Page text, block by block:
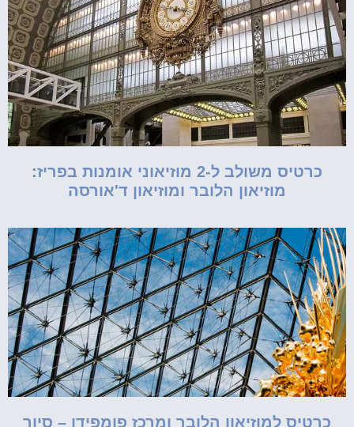
כרטיס משולב ל-2 מוזיאוני אומנות בפריז:
מוזיאון הלובר ומוזיאון ד'אורסה
כרטיס למוזיאון הלובר ומרכז פומפידו – סיור